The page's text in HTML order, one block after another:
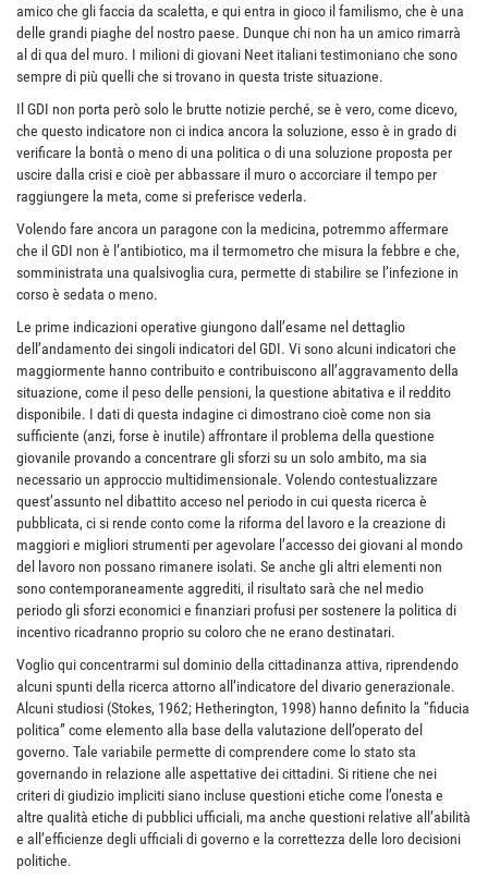
amico che gli faccia da scaletta, e qui entra in gioco il familismo, che è una
delle grandi piaghe del nostro paese. Dunque chi non ha un amico rimarrà
al di qua del muro. I milioni di giovani Neet italiani testimoniano che sono
sempre di più quelli che si trovano in questa triste situazione.
Il GDI non porta però solo le brutte notizie perché, se è vero, come dicevo,
che questo indicatore non ci indica ancora la soluzione, esso è in grado di
verificare la bontà o meno di una politica o di una soluzione proposta per
uscire dalla crisi e cioè per abbassare il muro o accorciare il tempo per
raggiungere la meta, come si preferisce vederla.
Volendo fare ancora un paragone con la medicina, potremmo affermare
che il GDI non è l’antibiotico, ma il termometro che misura la febbre e che,
somministrata una qualsivoglia cura, permette di stabilire se l’infezione in
corso è sedata o meno.
Le prime indicazioni operative giungono dall’esame nel dettaglio
dell’andamento dei singoli indicatori del GDI. Vi sono alcuni indicatori che
maggiormente hanno contribuito e contribuiscono all’aggravamento della
situazione, come il peso delle pensioni, la questione abitativa e il reddito
disponibile. I dati di questa indagine ci dimostrano cioè come non sia
sufficiente (anzi, forse è inutile) affrontare il problema della questione
giovanile provando a concentrare gli sforzi su un solo ambito, ma sia
necessario un approccio multidimensionale. Volendo contestualizzare
quest’assunto nel dibattito acceso nel periodo in cui questa ricerca è
pubblicata, ci si rende conto come la riforma del lavoro e la creazione di
maggiori e migliori strumenti per agevolare l’accesso dei giovani al mondo
del lavoro non possano rimanere isolati. Se anche gli altri elementi non
sono contemporaneamente aggrediti, il risultato sarà che nel medio
periodo gli sforzi economici e finanziari profusi per sostenere la politica di
incentivo ricadranno proprio su coloro che ne erano destinatari.
Voglio qui concentrarmi sul dominio della cittadinanza attiva, riprendendo
alcuni spunti della ricerca attorno all’indicatore del divario generazionale.
Alcuni studiosi (Stokes, 1962; Hetherington, 1998) hanno definito la “fiducia
politica” come elemento alla base della valutazione dell’operato del
governo. Tale variabile permette di comprendere come lo stato sta
governando in relazione alle aspettative dei cittadini. Si ritiene che nei
criteri di giudizio impliciti siano incluse questioni etiche come l’onesta e
altre qualità etiche di pubblici ufficiali, ma anche questioni relative all’abilità
e all’efficienze degli ufficiali di governo e la correttezza delle loro decisioni
politiche.